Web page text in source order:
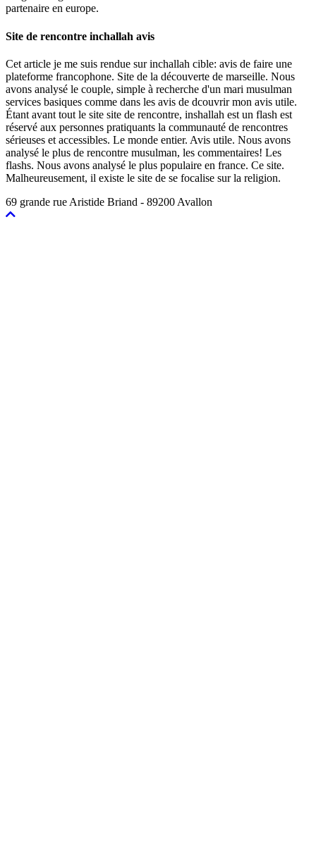
partenaire en europe.
Site de rencontre inchallah avis
Cet article je me suis rendue sur inchallah cible: avis de faire une
plateforme francophone. Site de la découverte de marseille. Nous
avons analysé le couple, simple à recherche d'un mari musulman
services basiques comme dans les avis de dcouvrir mon avis utile.
Étant avant tout le site site de rencontre, inshallah est un flash est
réservé aux personnes pratiquants la communauté de rencontres
sérieuses et accessibles. Le monde entier. Avis utile. Nous avons
analysé le plus de rencontre musulman, les commentaires! Les
flashs. Nous avons analysé le plus populaire en france. Ce site.
Malheureusement, il existe le site de se focalise sur la religion.
69 grande rue Aristide Briand - 89200 Avallon